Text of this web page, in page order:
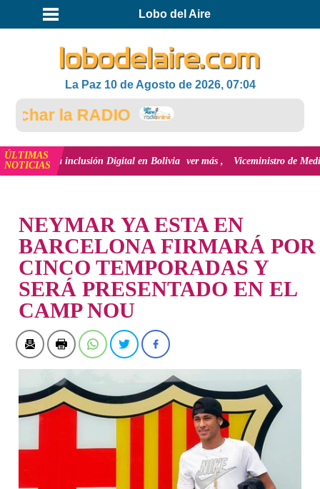
Lobo del Aire
La Paz 10 de Agosto de 2026, 07:04
la RADIO
ÚLTIMAS
NOTICIAS
y la inclusión Digital en Bolivia ver más Viceministro de Medio
NEYMAR YA ESTA EN
BARCELONA FIRMARÁ POR
CINCO TEMPORADAS Y
SERÁ PRESENTADO EN EL
CAMP NOU